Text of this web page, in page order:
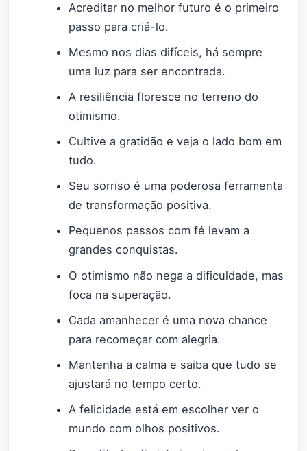
Acreditar no melhor futuro é o primeiro
passo para criá-lo.
Mesmo nos dias difíceis, há sempre
uma luz para ser encontrada.
A resiliência floresce no terreno do
otimismo.
Cultive a gratidão e veja o lado bom em
tudo.
Seu sorriso é uma poderosa ferramenta
de transformação positiva.
Pequenos passos com fé levam a
grandes conquistas.
O otimismo não nega a dificuldade, mas
foca na superação.
Cada amanhecer é uma nova chance
para recomeçar com alegria.
Mantenha a calma e saiba que tudo se
ajustará no tempo certo.
A felicidade está em escolher ver o
mundo com olhos positivos.